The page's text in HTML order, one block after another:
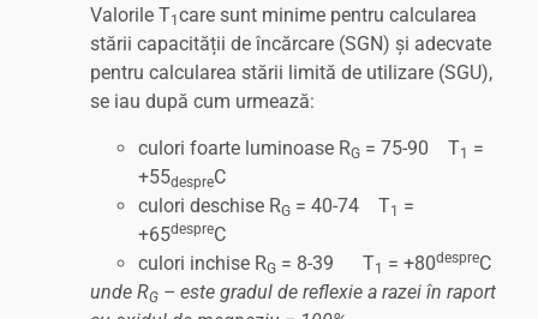
Valorile T1 care sunt minime pentru calcularea
stării capacității de încărcare (SGN) și adecvate
pentru calcularea stării limită de utilizare (SGU),
se iau după cum urmează:
culori foarte luminoase RG = 75-90 T1 =
+55despreC
culori deschise RG = 40-74 T1 =
+65despreC
culori inchise RG = 8-39 T1 = +80despreC
unde RG – este gradul de reflexie a razei în raport